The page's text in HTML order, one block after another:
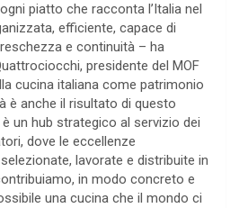
piatto che racconta l’Italia nel
efficiente, capace di
e continuità – ha
presidente del MOF
cucina italiana come patrimonio
è anche il risultato di questo
un hub strategico al servizio dei
dove le eccellenze
lavorate e distribuite in
in modo concreto e
una cucina che il mondo ci